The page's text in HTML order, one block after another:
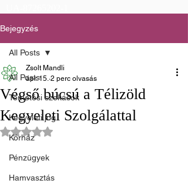
Bejegyzés
All Posts
Temetési szokások
Kegyeleti jog
Kórház
Pénzügyek
Hamvasztás
All Posts
Végső búcsú a Télizöld
Kegyeleti Szolgálattal
Zsolt Mandli
ápr. 15. 2 perc olvasás
NaN csillagot kapott az 5-ből.